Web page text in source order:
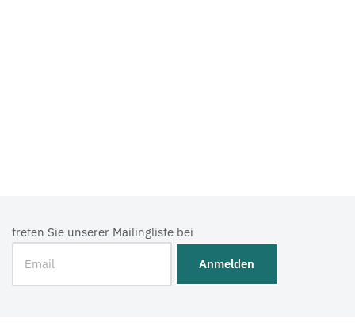
treten Sie unserer Mailingliste bei